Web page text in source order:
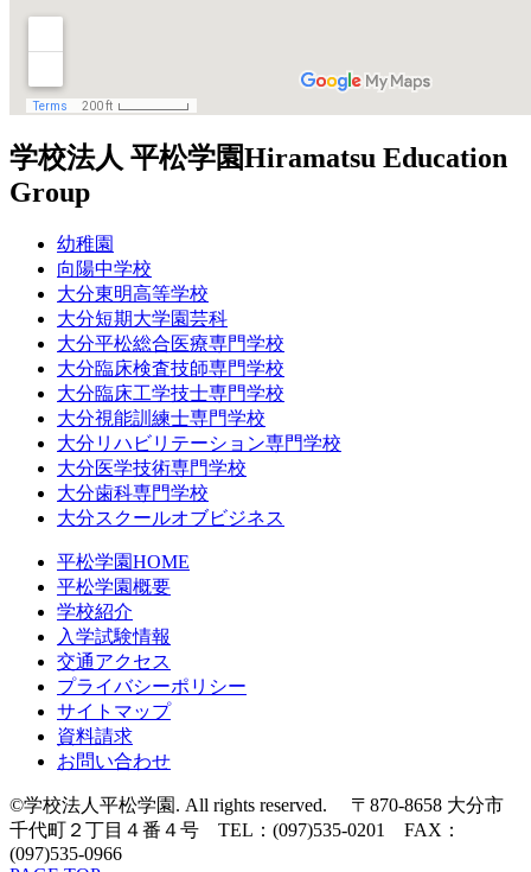
学校法人 平松学園Hiramatsu Education
Group
幼稚園
向陽中学校
大分東明高等学校
大分短期大学園芸科
大分平松総合医療専門学校
大分臨床検査技師専門学校
大分臨床工学技士専門学校
大分視能訓練士専門学校
大分リハビリテーション専門学校
大分医学技術専門学校
大分歯科専門学校
大分スクールオブビジネス
平松学園HOME
平松学園概要
学校紹介
入学試験情報
交通アクセス
プライバシーポリシー
サイトマップ
資料請求
お問い合わせ
©学校法人平松学園. All rights reserved. 〒870-8658 大分市
千代町２丁目４番４号 TEL：(097)535-0201 FAX：
(097)535-0966